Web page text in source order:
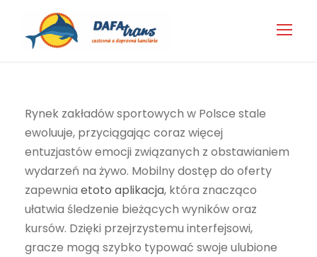
Rynek zakładów sportowych w Polsce stale
ewoluuje, przyciągając coraz więcej
entuzjastów emocji związanych z obstawianiem
wydarzeń na żywo. Mobilny dostęp do oferty
zapewnia etoto aplikacja, która znacząco
ułatwia śledzenie bieżących wyników oraz
kursów. Dzięki przejrzystemu interfejsowi,
gracze mogą szybko typować swoje ulubione